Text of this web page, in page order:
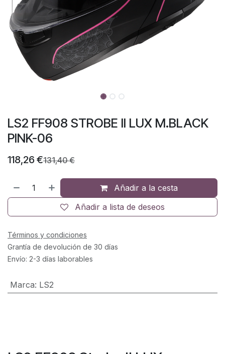
LS2 FF908 STROBE II LUX M.BLACK
PINK-06
118,26 €131,40€
Añadir a la cesta
Añadir a lista de deseos
Términos y condiciones
Grantía de devolución de 30 días
Envío: 2-3 días laborables
Marca: LS2